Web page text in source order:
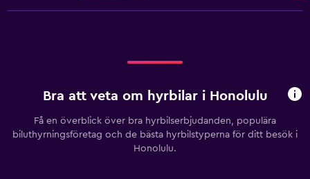
Bra att veta om hyrbilar i Honolulu
Få en överblick över bra hyrbilserbjudanden, populära
biluthyrningsföretag och de bästa hyrbilstyperna för ditt besök i
Honolulu.